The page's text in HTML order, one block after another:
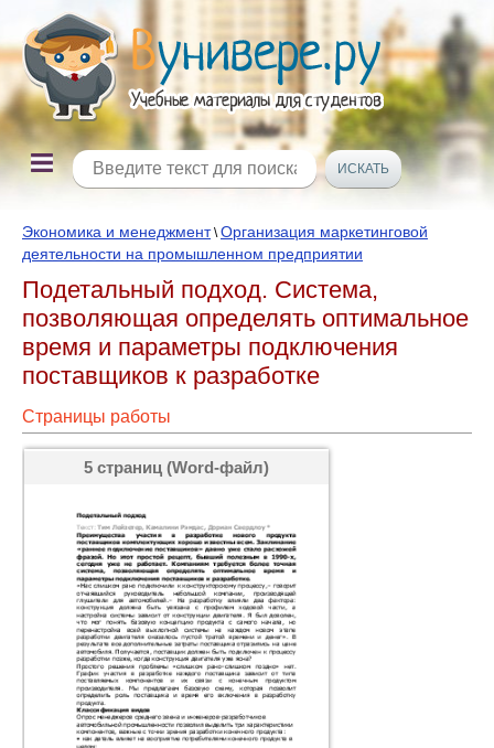
Экономика и менеджмент\Организация маркетинговой
деятельности на промышленном предприятии
Подетальный подход. Система,
позволяющая определять оптимальное
время и параметры подключения
поставщиков к разработке
Страницы работы
5 страниц (Word-файл)